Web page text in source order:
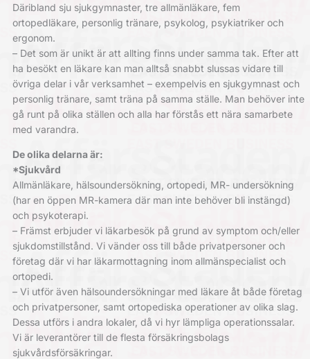
Däribland sju sjukgymnaster, tre allmänläkare, fem
ortopedläkare, personlig tränare, psykolog, psykiatriker och
ergonom.
– Det som är unikt är att allting finns under samma tak. Efter att
ha besökt en läkare kan man alltså snabbt slussas vidare till
övriga delar i vår verksamhet – exempelvis en sjukgymnast och
personlig tränare, samt träna på samma ställe. Man behöver inte
gå runt på olika ställen och alla har förstås ett nära samarbete
med varandra.
De olika delarna är:
*Sjukvård
Allmänläkare, hälsoundersökning, ortopedi, MR- undersökning
(har en öppen MR-kamera där man inte behöver bli instängd)
och psykoterapi.
– Främst erbjuder vi läkarbesök på grund av symptom och/eller
sjukdomstillstånd. Vi vänder oss till både privatpersoner och
företag där vi har läkarmottagning inom allmänspecialist och
ortopedi.
– Vi utför även hälsoundersökningar med läkare åt både företag
och privatpersoner, samt ortopediska operationer av olika slag.
Dessa utförs i andra lokaler, då vi hyr lämpliga operationssalar.
Vi är leverantörer till de flesta försäkringsbolags
sjukvårdsförsäkringar.